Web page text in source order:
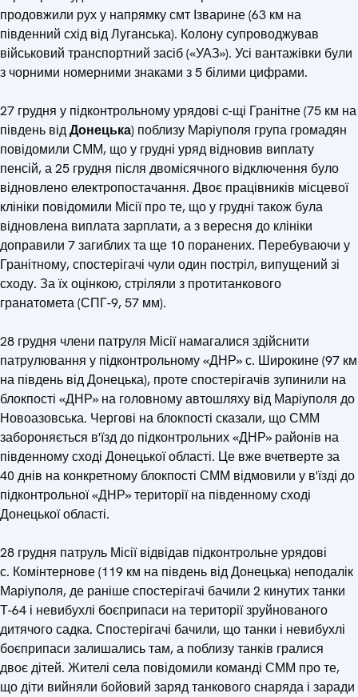
продовжили рух у напрямку смт Ізварине (63 км на
південний схід від Луганська). Колону супроводжував
військовий транспортний засіб («УАЗ»). Усі вантажівки були
з чорними номерними знаками з 5 білими цифрами.
27 грудня у підконтрольному урядові с-щі Гранітне (75 км на
південь відДонецька) поблизу Маріуполя група громадян
повідомили СММ, що у грудні уряд відновив виплату
пенсій, а 25 грудня після двомісячного відключення було
відновлено електропостачання. Двоє працівників місцевої
клініки повідомили Місії про те, що у грудні також була
відновлена виплата зарплати, а з вересня до клініки
доправили 7 загиблих та ще 10 поранених. Перебуваючи у
Гранітному, спостерігачі чули один постріл, випущений зі
сходу. За їх оцінкою, стріляли з протитанкового
гранатомета (СПГ-9, 57 мм).
28 грудня члени патруля Місії намагалися здійснити
патрулювання у підконтрольному «ДНР» с. Широкине (97 км
на південь від Донецька), проте спостерігачів зупинили на
блокпості «ДНР» на головному автошляху від Маріуполя до
Новоазовська. Чергові на блокпості сказали, що СММ
забороняється в'їзд до підконтрольних «ДНР» районів на
південному сході Донецької області. Це вже вчетверте за
40 днів на конкретному блокпості СММ відмовили у в'їзді до
підконтрольної «ДНР» території на південному сході
Донецької області.
28 грудня патруль Місії відвідав підконтрольне урядові
с. Комінтернове (119 км на південь від Донецька) неподалік
Маріуполя, де раніше спостерігачі бачили 2 кинутих танки
Т-64 і невибухлі боєприпаси на території зруйнованого
дитячого садка. Спостерігачі бачили, що танки і невибухлі
боєприпаси залишались там, а поблизу танків гралися
двоє дітей. Жителі села повідомили команді СММ про те,
що діти вийняли бойовий заряд танкового снаряда і заради